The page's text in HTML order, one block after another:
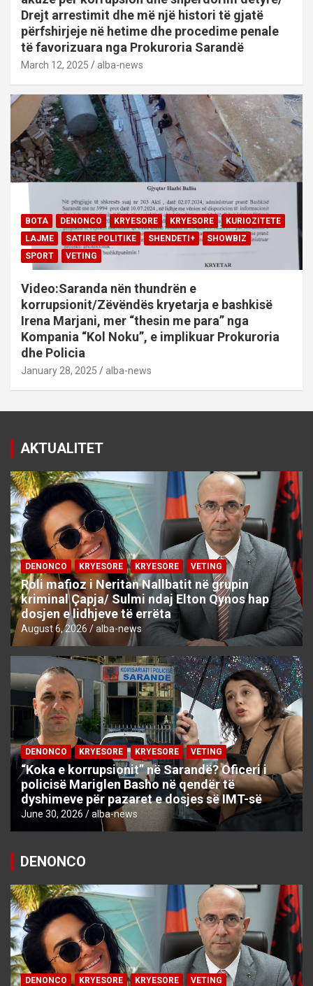
Drejt arrestimit dhe më një histori të gjatë
përfshirjeje në hetime dhe procedime penale
të favorizuara nga Prokuroria Sarandë
March 12, 2025 alba-news
BOTA DENONCO KRYESORE KRYESORE
KURIOZITETE
LAJME
SATIRE POLITIKE SHENDETI+
SHOWBIZ
SPORT
VETING
Video:Saranda nën thundrën e
korrupsionit/Zëvëndës kryetarja e bashkisë
Irena Marjani, mer “thesin me para” nga
Kompania “Kol Noku”, e implikuar Prokuroria
dhe Policia
January 28, 2025 alba-news
AKTUALITET
DENONCO KRYESORE KRYESORE VETING
Roli mafioz i Neritan Nallbatit në grupin
kriminal Çapja/ Sulmi ndaj Elton Qynos hap
dosjen e lidhjeve të errëta
August 6, 2026 alba-news
DENONCO KRYESORE KRYESORE VETING
“Koka e korrupsionit” në Sarandë? Oficeri i
policisë Mariglen Basho në qendër të
dyshimeve për pazaret e dosjes së IMT-së
June 30, 2026 alba-news
DENONCO
DENONCO KRYESORE KRYESORE VETING